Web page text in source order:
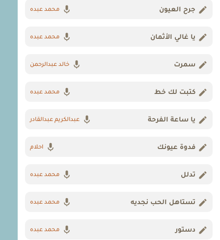
جرح العيون محمد عبده
يا غالي الأثمان محمد عبده
سمرت خالد عبدالرحمن
كتبت لك خط محمد عبده
يا ساعة الفرحة عبدالكريم عبدالقادر
فدوة عيونك احلام
تدلل محمد عبده
تستاهل الحب نجديه محمد عبده
دستور محمد عبده